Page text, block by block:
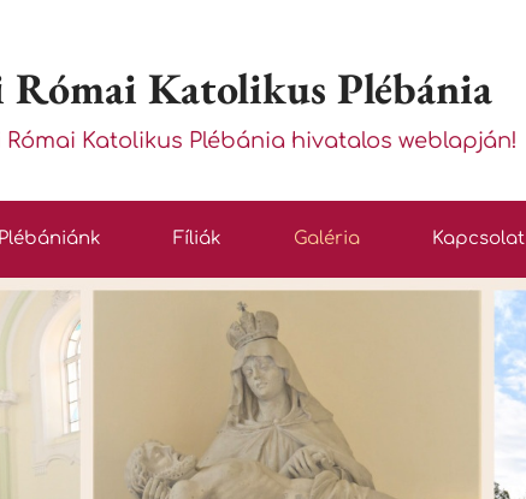
Katolikus Plébánia
Katolikus Plébánia hivatalos weblapján!
Plébániánk Fíliák Galéria Kapcsolat